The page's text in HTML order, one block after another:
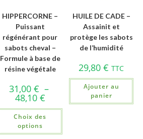
HIPPERCORNE –
Puissant
régénérant pour
sabots cheval –
Formule à base de
résine végétale
31,00 € –
48,10 €
Choix des
options
HUILE DE CADE –
Assainit et
protège les sabots
de l’humidité
29,80€ TTC
Ajouter au
panier